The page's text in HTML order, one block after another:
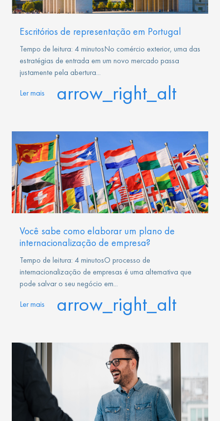
Escritórios de representação em Portugal
Tempo de leitura: 4 minutosNo comércio exterior, uma das
estratégias de entrada em um novo mercado passa
justamente pela abertura...
Ler mais arrow_right_alt
Você sabe como elaborar um plano de
internacionalização de empresa?
Tempo de leitura: 4 minutosO processo de
internacionalização de empresas é uma alternativa que
pode salvar o seu negócio em...
Ler mais arrow_right_alt